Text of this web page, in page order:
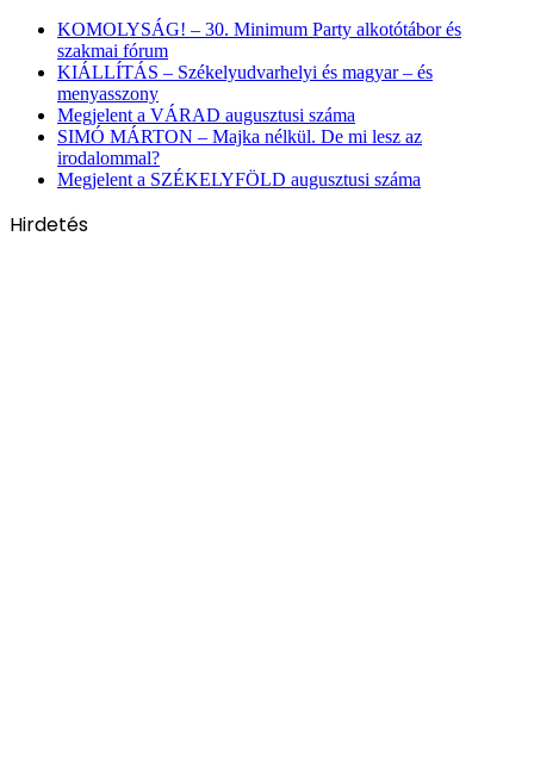
KOMOLYSÁG! – 30. Minimum Party alkotótábor és
szakmai fórum
KIÁLLÍTÁS – Székelyudvarhelyi és magyar – és
menyasszony
Megjelent a VÁRAD augusztusi száma
SIMÓ MÁRTON – Majka nélkül. De mi lesz az
irodalommal?
Megjelent a SZÉKELYFÖLD augusztusi száma
Hirdetés